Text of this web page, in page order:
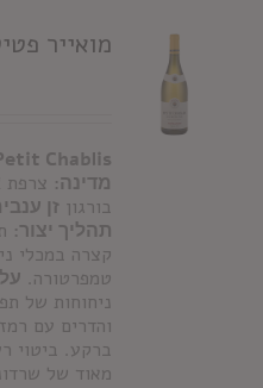
מואייר
Chablis
מדינה: צרפת
בורגון זן
תהליך יצור:
קצרה במכלי
טמפרטורה.
ניחוחות של
והדרים עם
ברקע. ביטוי
מאוד של